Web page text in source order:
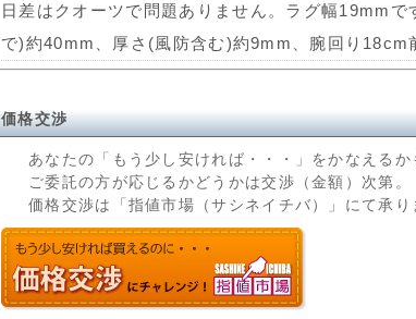
日差はクオーツで問題ありません。ラグ幅19mm
で)約40mm、厚さ(風防含む)約9mm、腕回り18cm
価格交渉
あなたの「もう少し安ければ・・・」をかなえるか
ご委託の方が応じるかどうかは交渉（金額）次第。
価格交渉は「指値市場（サシネイチバ）」にて承り